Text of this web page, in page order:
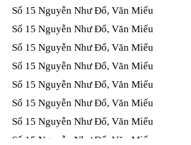
Số 15 Nguyễn Như Đổ, Văn Miếu​​​​
Số 15 Nguyễn Như Đổ, Văn Miếu​​​​
Số 15 Nguyễn Như Đổ, Văn Miếu​​​​
Số 15 Nguyễn Như Đổ, Văn Miếu​​​​
Số 15 Nguyễn Như Đổ, Văn Miếu​​​​
Số 15 Nguyễn Như Đổ, Văn Miếu​​​​
Số 15 Nguyễn Như Đổ, Văn Miếu​​​​
Số 15 Nguyễn Như Đổ, Văn Miếu​​​​